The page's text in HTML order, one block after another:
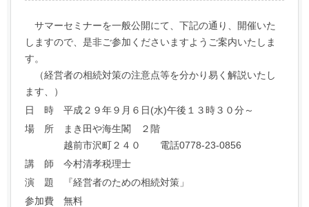
サマーセミナーを一般公開にて、下記の通り、開催いた
しますので、是非ご参加くださいますようご案内いたしま
す。
（経営者の相続対策の注意点等を分かり易く解説いたし
ます、）
日 時 平成２９年９月６日(水)午後１３時３０分～
場 所 まき田や海生閣 ２階
越前市沢町２４０ 電話0778-23-0856
講 師 今村清孝税理士
演 題 『経営者のための相続対策」
参加費 無料